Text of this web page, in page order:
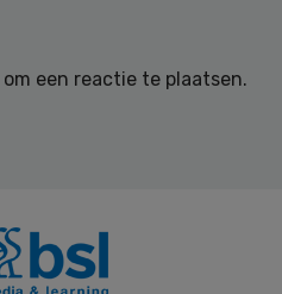
om een reactie te plaatsen.